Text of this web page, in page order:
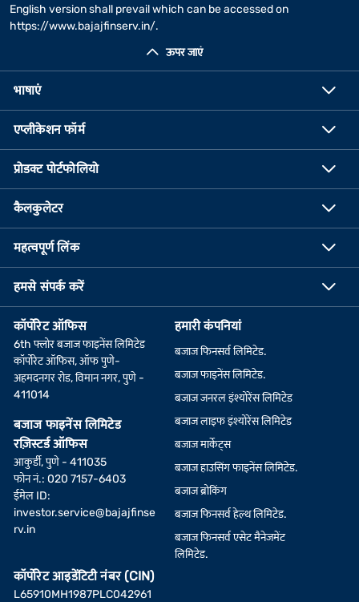
ऊपर जाएं
English version shall prevail which can be accessed on
https://www.bajajfinserv.in/.
भाषाएं
एप्लीकेशन फॉर्म
प्रोडक्ट पोर्टफोलियो
कैलकुलेटर
महत्वपूर्ण लिंक
हमसे संपर्क करें
कॉर्पोरेट ऑफिस
6th फ्लोर बजाज फाइनेंस लिमिटेड
कॉर्पोरेट ऑफिस, ऑफ पुणे-
अहमदनगर रोड, विमान नगर, पुणे -
411014
बजाज फाइनेंस लिमिटेड
रज़िस्टर्ड ऑफिस
आकुर्डी, पुणे - 411035
फोन नं.: 020 7157-6403
ईमेल ID:
investor.service@bajajfinse
rv.in
कॉर्पोरेट आइडेंटिटी नंबर (CIN)
L65910MH1987PLC042961
हमारी कंपनियां
बजाज फिनसर्व लिमिटेड.
बजाज फाइनेंस लिमिटेड.
बजाज जनरल इंश्योरेंस लिमिटेड
बजाज लाइफ इंश्योरेंस लिमिटेड
बजाज मार्केट्स
बजाज हाउसिंग फाइनेंस लिमिटेड.
बजाज ब्रोकिंग
बजाज फिनसर्व हेल्थ लिमिटेड.
बजाज फिनसर्व एसेट मैनेजमेंट
लिमिटेड.